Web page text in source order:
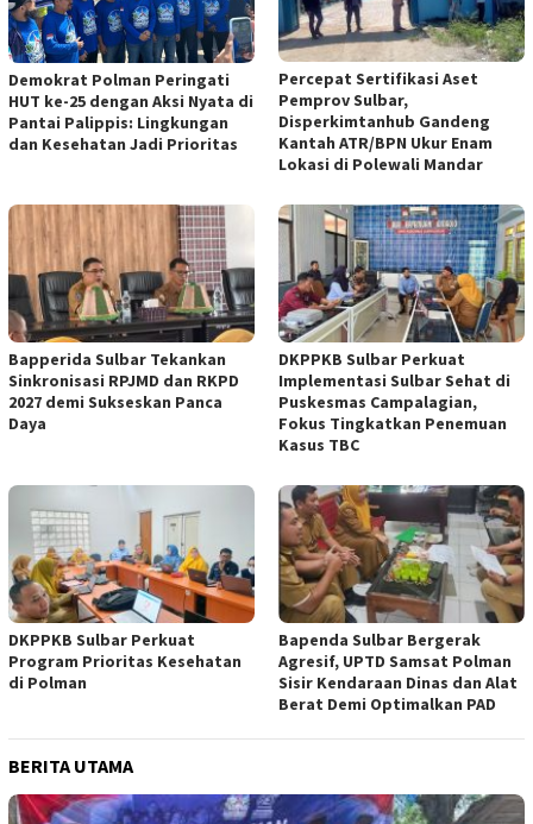
Demokrat Polman Peringati
HUT ke-25 dengan Aksi Nyata di
Pantai Palippis: Lingkungan
dan Kesehatan Jadi Prioritas
Percepat Sertifikasi Aset
Pemprov Sulbar,
Disperkimtanhub Gandeng
Kantah ATR/BPN Ukur Enam
Lokasi di Polewali Mandar
Bapperida Sulbar Tekankan
Sinkronisasi RPJMD dan RKPD
2027 demi Sukseskan Panca
Daya
DKPPKB Sulbar Perkuat
Implementasi Sulbar Sehat di
Puskesmas Campalagian,
Fokus Tingkatkan Penemuan
Kasus TBC
DKPPKB Sulbar Perkuat
Program Prioritas Kesehatan
di Polman
Bapenda Sulbar Bergerak
Agresif, UPTD Samsat Polman
Sisir Kendaraan Dinas dan Alat
Berat Demi Optimalkan PAD
BERITA UTAMA